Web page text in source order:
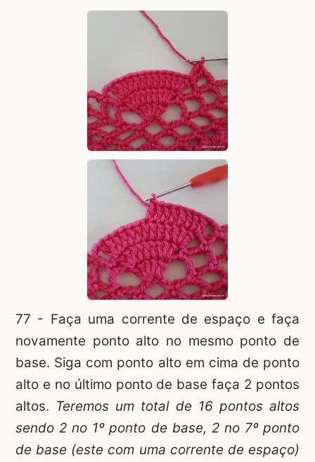
77 - Faça uma corrente de espaço e faça
novamente ponto alto no mesmo ponto de
base. Siga com ponto alto em cima de ponto
alto e no último ponto de base faça 2 pontos
altos. Teremos um total de 16 pontos altos
sendo 2 no 1º ponto de base, 2 no 7º ponto
de base (este com uma corrente de espaço)